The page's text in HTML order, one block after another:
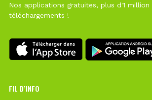
Nos applications gratuites, plus d'1 million
téléchargements !
FIL D’INFO